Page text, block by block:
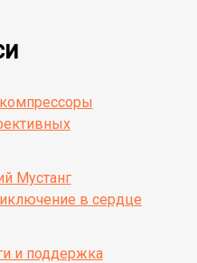
Мустанг
в сердце
и поддержка